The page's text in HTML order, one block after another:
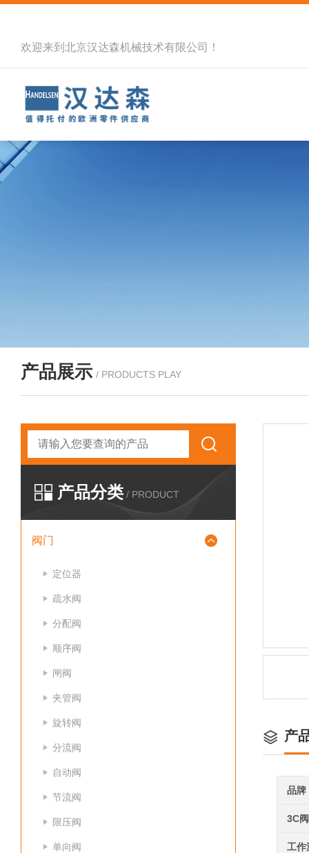
欢迎来到北京汉达森机械技术有限公司！
产品展示 / PRODUCTS PLAY
产品分类 / PRODUCT
阀门
定位器
疏水阀
分配阀
顺序阀
闸阀
夹管阀
旋转阀
分流阀
自动阀
节流阀
限压阀
单向阀
产
品牌
3C
工作